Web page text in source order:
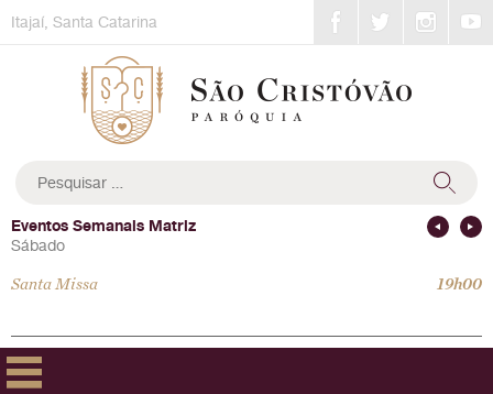
toItajaí, Santa Catarina
por:
Eventos Semanais Matriz
Sábado
Santa Missa 19h00